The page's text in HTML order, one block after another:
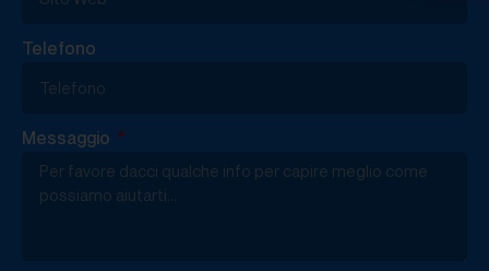
Telefono
Messaggio